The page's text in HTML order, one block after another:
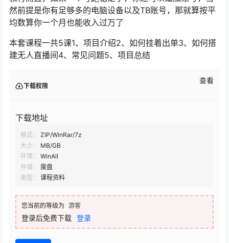
然前提是你有足够多的电脑设备以及TB账号，那就算按平
均数算你一个月也能收入过万了
本套课程一共5课1、项目介绍2、如何挂着出单3、如何搭
建无人直播间4、常见问题5、项目总结
下载权限
查看
下载地址
格式：
ZIP/WinRar/7z
大小：
MB/GB
环境：
WinAll
存储：
度盘
类型：
课程资料
您当前的等级为 游客
登录后免费下载 登录